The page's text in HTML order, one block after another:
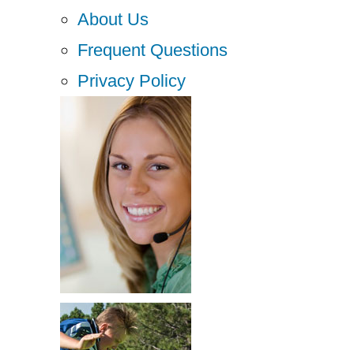
About Us
Frequent Questions
Privacy Policy